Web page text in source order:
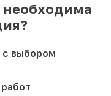
необходима
выбором